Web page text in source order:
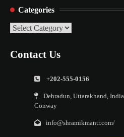
Categories
Categories
Contact Us
+202-555-0156
Dehradun, Uttarakhand, India
Conway
info@shramikmantr.com/